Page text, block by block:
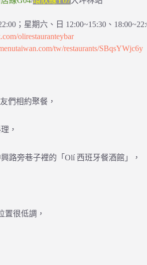
；星期六、日 12:00~15:30、
olirestauranteybar
tw/restaurants/SBqsYWjc6y
們相約聚餐，
，
路旁巷子裡的「Olí 西班牙餐酒館」，
置很低調，